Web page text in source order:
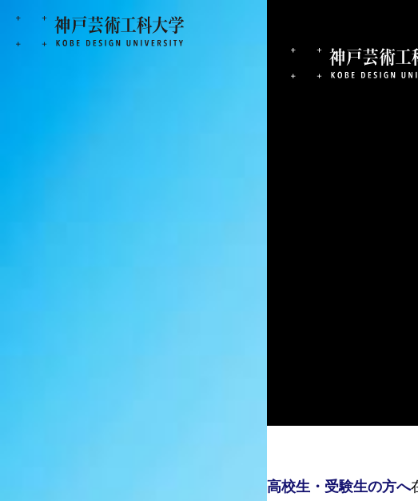
高校生・受験生の方へ
【単行本発売のお知らせ
まんが表現学科（現：メディア芸術学科）卒業生の鳳朔（おおとり